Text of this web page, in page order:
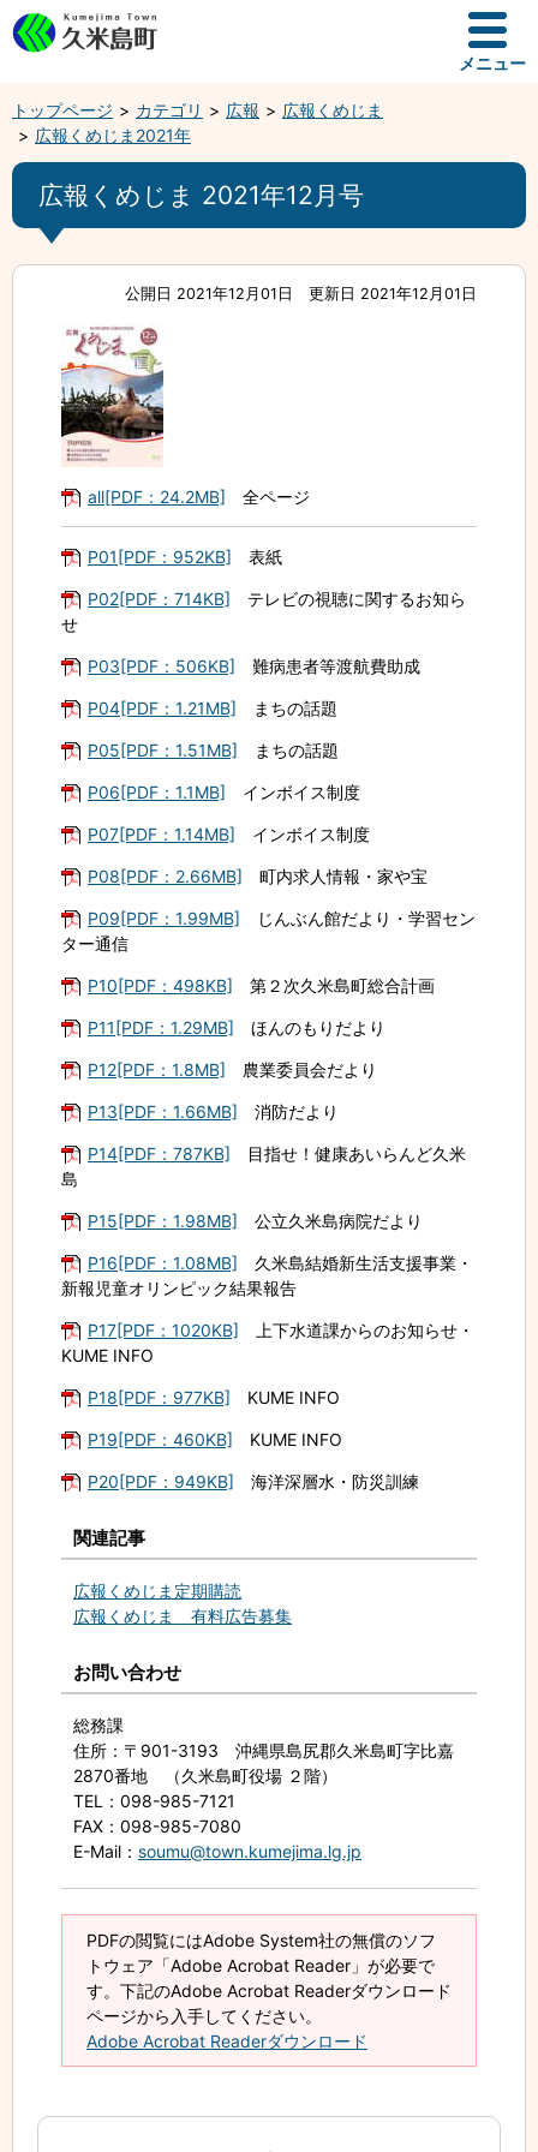
メニュー
トップページ カテゴリ 広報
広報くめじま
広報くめじま2021年
広報くめじま 2021年12月号
公開日 2021年12月01日 更新日 2021年12月01日
all[PDF：24.2MB] 全ページ
P01[PDF：952KB] 表紙
P02[PDF：714KB] テレビの視聴に関するお知ら
せ
P03[PDF：506KB] 難病患者等渡航費助成
P04[PDF：1.21MB] まちの話題
P05[PDF：1.51MB] まちの話題
P06[PDF：1.1MB] インボイス制度
P07[PDF：1.14MB] インボイス制度
P08[PDF：2.66MB] 町内求人情報・家や宝
P09[PDF：1.99MB] じんぶん館だより・学習セン
ター通信
P10[PDF：498KB] 第２次久米島町総合計画
P11[PDF：1.29MB] ほんのもりだより
P12[PDF：1.8MB] 農業委員会だより
P13[PDF：1.66MB] 消防だより
P14[PDF：787KB] 目指せ！健康あいらんど久米
島
P15[PDF：1.98MB] 公立久米島病院だより
P16[PDF：1.08MB] 久米島結婚新生活支援事業・
新報児童オリンピック結果報告
P17[PDF：1020KB] 上下水道課からのお知らせ・
KUME INFO
P18[PDF：977KB] KUME INFO
P19[PDF：460KB] KUME INFO
P20[PDF：949KB] 海洋深層水・防災訓練
関連記事
広報くめじま定期購読
広報くめじま 有料広告募集
お問い合わせ
総務課
住所 ：〒901-3193 沖縄県島尻郡久米島町字比嘉
2870番地 （久米島町役場 ２階）
TEL
：098-985-7121
FAX ：098-985-7080
E-Mail ： soumu@town.kumejima.lg.jp
PDFの閲覧にはAdobe System社の無償のソフ
トウェア「Adobe Acrobat Reader」が必要で
す。下記のAdobe Acrobat Readerダウンロード
ページから入手してください。
Adobe Acrobat Readerダウンロード